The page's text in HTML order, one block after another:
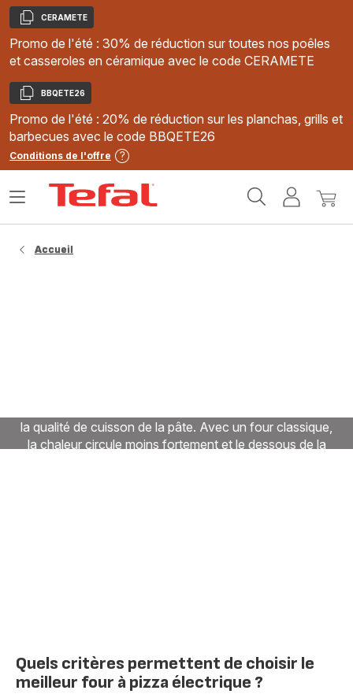
Copier
CERAMETE
Promo de l'été : 30% de réduction sur toutes nos poêles
et casseroles en céramique avec le code CERAMETE
Copier
BBQETE26
Promo de l'été : 20% de réduction sur les planchas, grills et
barbecues avec le code BBQETE26
Conditions de l'offre
MonMon
Ouvrir
Accueil
la qualité de cuisson de la pâte. Avec un four classique,
la chaleur circule moins fortement et le dessous de la
Quels critères permettent de choisir le
meilleur four à pizza électrique ?